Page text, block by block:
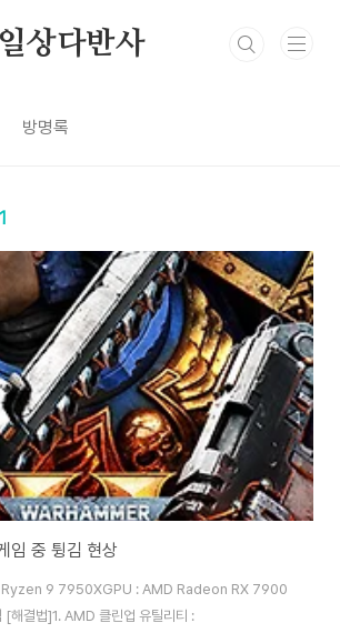
상다반사
방명록
1
중 튕김 현상
Ryzen 9 7950XGPU : AMD Radeon RX 7900
해결법]1. AMD 클린업 유틸리티 :